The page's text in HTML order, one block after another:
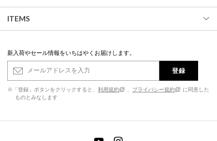
ITEMS
新入荷やセール情報をいちはやくお届けします。
登録
※「登録」ボタンをクリックすると、 利用規約 プライバシー規約
に同意した
ものとみなします